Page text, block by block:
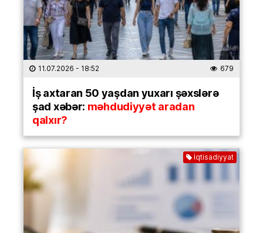
11.07.2026 - 18:52 679
İş axtaran 50 yaşdan yuxarı şəxslərə
şad xəbər: məhdudiyyət aradan
qalxır?
İqtisadiyyat